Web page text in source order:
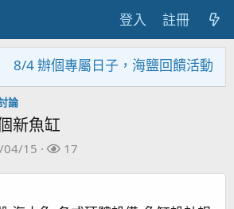
登入 註冊
8/4 辦個專屬日子，海鹽回饋活動，
論
新魚缸
04/15
關
17